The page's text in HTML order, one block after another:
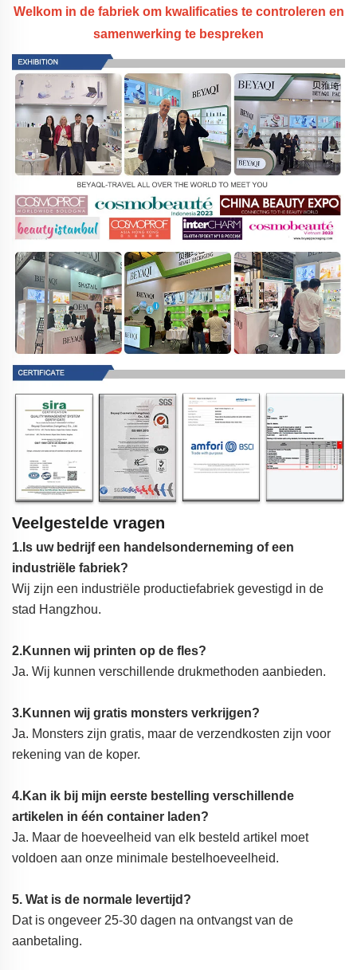
Welkom in de fabriek om kwalificaties te controleren en
samenwerking te bespreken
Veelgestelde vragen
1.Is uw bedrijf een handelsonderneming of een
industriële fabriek?
Wij zijn een industriële productiefabriek gevestigd in de
stad Hangzhou.
2.Kunnen wij printen op de fles?
Ja. Wij kunnen verschillende drukmethoden aanbieden.
3.Kunnen wij gratis monsters verkrijgen?
Ja. Monsters zijn gratis, maar de verzendkosten zijn voor
rekening van de koper.
4.Kan ik bij mijn eerste bestelling verschillende
artikelen in één container laden?
Ja. Maar de hoeveelheid van elk besteld artikel moet
voldoen aan onze minimale bestelhoeveelheid.
5. Wat is de normale levertijd?
Dat is ongeveer 25-30 dagen na ontvangst van de
aanbetaling.